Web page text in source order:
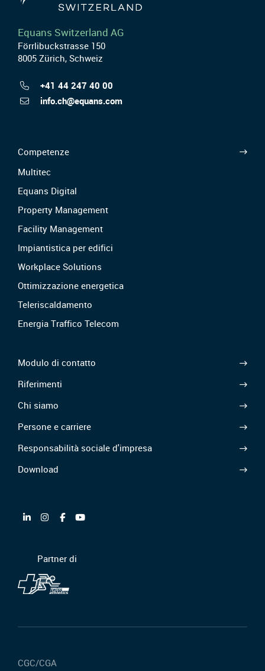
Equans Switzerland AG
Förrlibuckstrasse 150
8005 Zürich, Schweiz
+41 44 247 40 00
info.ch@equans.com
Competenze
Multitec
Equans Digital
Property Management
Facility Management
Impiantistica per edifici
Workplace Solutions
Ottimizzazione energetica
Teleriscaldamento
Energia Traffico Telecom
Modulo di contatto
Riferimenti
Chi siamo
Persone e carriere
Responsabilità sociale d'impresa
Download
Partner di
CGC/CGA